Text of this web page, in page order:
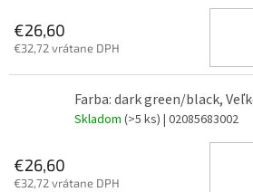
€26,60
€32,72 vrátane DPH
Farba: dark green/black,
Skladom (>5 ks) | 02085683002
€26,60
€32,72 vrátane DPH